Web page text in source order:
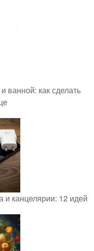
ванной: как сделать
канцелярии: 12 идей